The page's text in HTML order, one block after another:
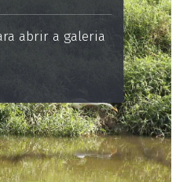
abrir a galeria